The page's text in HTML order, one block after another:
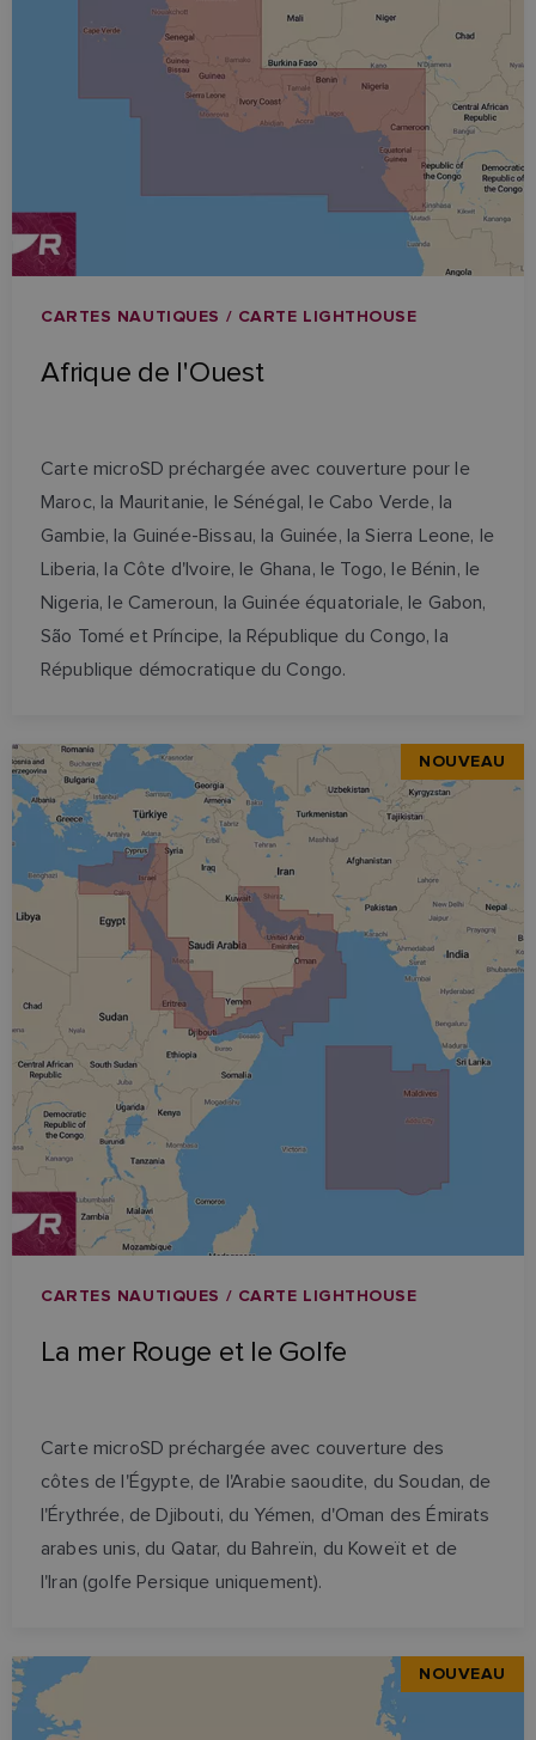
CARTES NAUTIQUES / CARTE LIGHTHOUSE
Afrique de l'Ouest
Carte microSD préchargée avec couverture pour le
Maroc, la Mauritanie, le Sénégal, le Cabo Verde, la
Gambie, la Guinée-Bissau, la Guinée, la Sierra Leone, le
Liberia, la Côte d'Ivoire, le Ghana, le Togo, le Bénin, le
Nigeria, le Cameroun, la Guinée équatoriale, le Gabon,
São Tomé et Príncipe, la République du Congo, la
République démocratique du Congo.
NOUVEAU
CARTES NAUTIQUES / CARTE LIGHTHOUSE
La mer Rouge et le Golfe
Carte microSD préchargée avec couverture des
côtes de l'Égypte, de l'Arabie saoudite, du Soudan, de
l'Érythrée, de Djibouti, du Yémen, d'Oman des Émirats
arabes unis, du Qatar, du Bahreïn, du Koweït et de
l'Iran (golfe Persique uniquement).
NOUVEAU